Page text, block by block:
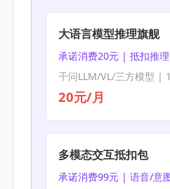
大语言模型推理旗舰
承诺消费20元 | 抵扣推理
千问LLM/VL/三方模型 |
20元/月
多模态交互抵扣包
承诺消费99元 | 语音/意